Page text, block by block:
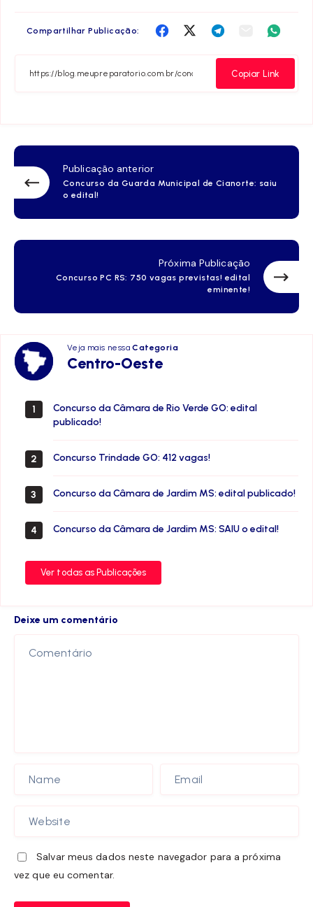
Compartilhar Publicação:
Compartilha
Facebook
CompartilhaCompartilha
Telegram
Compartilha
Email
Copiar Link
Publicação anterior
Concurso da Guarda Municipal de Cianorte: saiu
o edital!
Próxima Publicação
Concurso PC RS: 750 vagas previstas! edital
eminente!
Veja mais nessaCategoria
Centro-Oeste
Centro-
Oeste
1
Concurso da Câmara de Rio Verde GO: edital
publicado!
2 Concurso Trindade GO: 412 vagas!
3 Concurso da Câmara de Jardim MS: edital publicado!
4 Concurso da Câmara de Jardim MS: SAIU o edital!
Ver todas as Publicações
Deixe um comentário
Salvar meus dados neste navegador para a próxima
vez que eu comentar.